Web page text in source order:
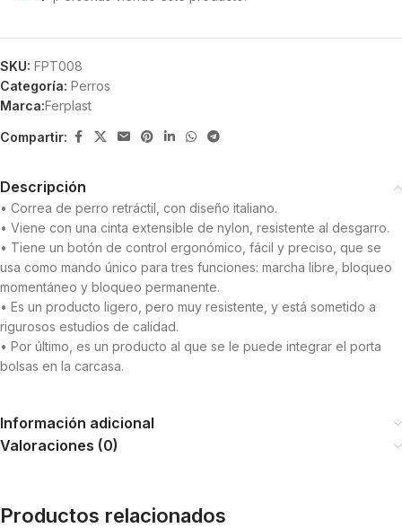
SKU: FPT008
Categoría: Perros
Marca:Ferplast
Compartir:
Descripción
• Correa de perro retráctil, con diseño italiano.
• Viene con una cinta extensible de nylon, resistente al desgarro.
• Tiene un botón de control ergonómico, fácil y preciso, que se
usa como mando único para tres funciones: marcha libre, bloqueo
momentáneo y bloqueo permanente.
• Es un producto ligero, pero muy resistente, y está sometido a
rigurosos estudios de calidad.
• Por último, es un producto al que se le puede integrar el porta
bolsas en la carcasa.
Información adicional
Valoraciones (0)
Productos relacionados